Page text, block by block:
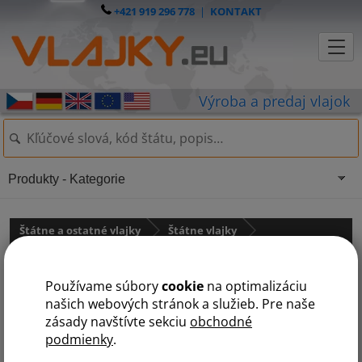
Používame súborycookie na optimalizáciu
našich webových stránok a služieb. Pre naše
zásady navštívte sekciu obchodné
podmienky.
+421 919 296 778| KONTAKT
Štátne a ostatné vlajky
Štátne vlajky
A B Č D E G J K L M N R S T U Z
Produkty - Kategorie